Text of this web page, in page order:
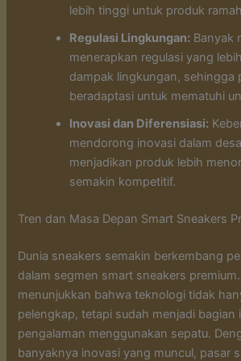
lebih tinggi untuk produk
Regulasi Lingkungan: Banyak
menerapkan regulasi yang
dampak lingkungan, sehingga
beradaptasi untuk mematuhi
Inovasi dan Diferensiasi:
mendorong inovasi dalam
menjadikan produk lebih
semakin kompetitif.
Tren dan Masa Depan Smart Sneakers
Dunia sneakers semakin berkembang
dalam segmen smart sneakers
menunjukkan bahwa teknologi tidak
pelengkap, tetapi sudah menjadi bagian
pengalaman menggunakan sepatu.
banyaknya inovasi yang muncul, pasar